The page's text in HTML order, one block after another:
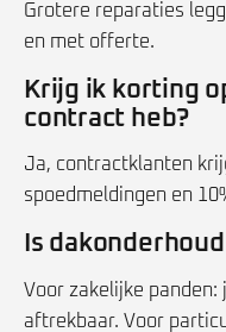
Grotere reparaties
en met offerte.
Krijg ik korting
contract heb?
Ja, contractklanten
spoedmeldingen en
Is
Voor zakelijke
aftrekbaar. Voor